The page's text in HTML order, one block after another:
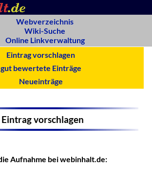
Webverzeichnis
Wiki-Suche
Online Linkverwaltung
Eintrag vorschlagen
gut bewertete Einträge
Neueinträge
Eintrag vorschlagen
Aufnahme bei webinhalt.de: